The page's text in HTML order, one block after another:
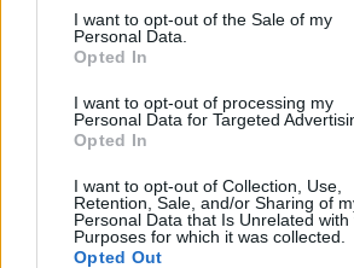
I want to opt-out of the Sale of my
Personal Data.
Opted In
I want to opt-out of processing my
Personal Data for Targeted
Opted In
I want to opt-out of Collection, Use,
Retention, Sale, and/or Sharing of
Personal Data that Is Unrelated with
Purposes for which it was collected.
Opted Out
Har haft den på pallbockar, jag
fram klonkande på något sätt.
Däremot det fjädrande/knarrande
bromsar kommer då, även på mark
bussningar som ska bytas i
det löser saken!